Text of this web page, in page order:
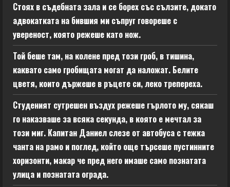
Стоях в съдебната зала и се борех със сълзите, докато
адвокатката на бившия ми съпруг говореше с
увереност, която режеше като нож.
Той беше там, на колене пред този гроб, в тишина,
каквато само гробищата могат да наложат. Белите
цветя, които държеше в ръцете си, леко трепереха.
Студеният сутрешен въздух режеше гърлото му, сякаш
го наказваше за всяка секунда, в която е мечтал за
този миг. Капитан Даниел слезе от автобуса с тежка
чанта на рамо и поглед, който още търсеше пустинните
хоризонти, макар че пред него имаше само познатата
улица и познатата ограда.